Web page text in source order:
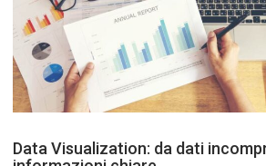
Data Visualization: da dati